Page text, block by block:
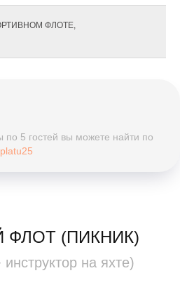
ФЛОТЕ,
5 гостей вы можете найти по
ФЛОТ (ПИКНИК)
на яхте)